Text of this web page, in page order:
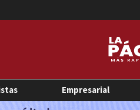
Empresarial